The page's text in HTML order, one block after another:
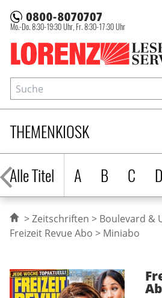
Lorenz
Mo.-Do. 8:30-19:30 Uhr, Fr. 8:30-17:30 Uhr
THEMENKIOSK
Alle Titel
A B C D
Suche
Zeitschriftensuche
Zeitschriften
Boulevard &
Freizeit Revue Abo
Miniabo